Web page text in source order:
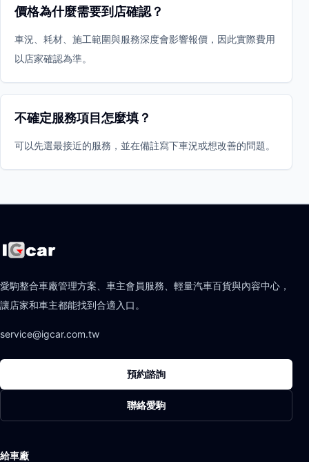
價格為什麼需要到店確認？
車況、耗材、施工範圍與服務深度會影響報價，因此實際費用
以店家確認為準。
不確定服務項目怎麼填？
可以先選最接近的服務，並在備註寫下車況或想改善的問題。
愛駒整合車廠管理方案、車主會員服務、輕量汽車百貨與內容中心，
讓店家和車主都能找到合適入口。
service@igcar.com.tw
預約諮詢
聯絡愛駒
給車廠